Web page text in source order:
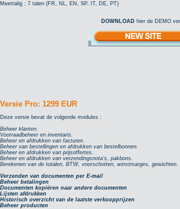
Meertalig : 7 talen (FR, NL, EN, SP, IT, DE, PT)
DOWNLOAD hier de DEMO
Versie Pro: 1299 EUR
Deze versie bevat de volgende modules :
Beheer klanten.
Voorraadbeheer en inventaris.
Beheer en afdrukken van facturen.
Beheer van bestellingen en afdrukken van bestelbonnen.
Beheer en afdrukken van prijsoffertes.
Beheer en afdrukken van verzendingsnota's, pakbons.
Berekenen van de totalen, BTW, voorschotten, winstmarges, gewichten.
Verzenden van documenten per E-mail
Beheer betalingen
Documenten kopiëren naar andere documenten
Lijsten afdrukken
Historisch overzicht van de laatste verkoopprijzen
Beheer producten